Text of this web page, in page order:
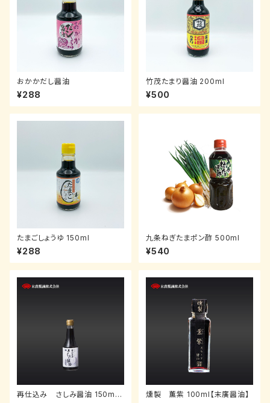
おかかだし醤油
¥288
竹茂たまり醤油 200ml
¥500
たまごしょうゆ 150ml
¥288
九条ねぎたまポン酢 500ml
¥540
再仕込み さしみ醤油 150ml
燻製 薫紫 100ml【末廣醤油】